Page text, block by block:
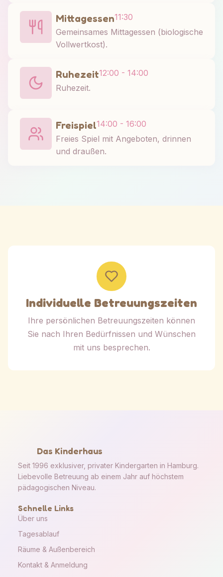
Mittagessen11:30
Gemeinsames Mittagessen (biologische
Vollwertkost).
Ruhezeit12:00 - 14:00
Ruhezeit.
Freispiel14:00 - 16:00
Freies Spiel mit Angeboten, drinnen
und draußen.
Individuelle Betreuungszeiten
Ihre persönlichen Betreuungszeiten können
Sie nach Ihren Bedürfnissen und Wünschen
mit uns besprechen.
Das Kinderhaus
Seit 1996 exklusiver, privater Kindergarten in Hamburg.
Liebevolle Betreuung ab einem Jahr auf höchstem
pädagogischen Niveau.
Schnelle Links
Über uns
Tagesablauf
Räume & Außenbereich
Kontakt & Anmeldung